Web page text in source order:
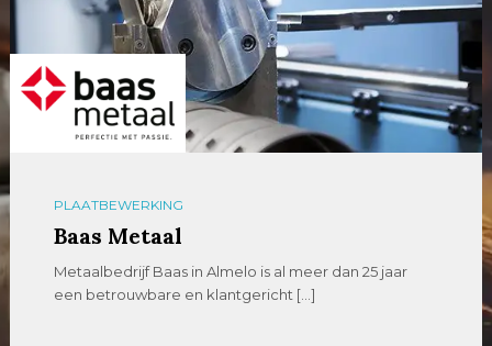
PLAATBEWERKING
Baas Metaal
Metaalbedrijf Baas in Almelo is al meer dan 25 jaar
een betrouwbare en klantgericht […]